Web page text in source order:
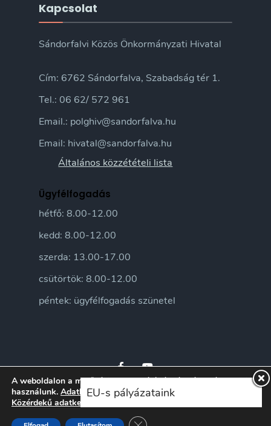
Kapcsolat
Sándorfalvi Közös Önkormányzati Hivatal
Cím: 6762 Sándorfalva, Szabadság tér 1.
Tel.: 06 62/ 572 961
Email.: polghiv@sandorfalva.hu
Email: hivatal@sandorfalva.hu
Általános közzétételi lista
Ügyfélfogadás
hétfő: 8.00-12.00
kedd: 8.00-12.00
szerda: 13.00-17.00
csütörtök: 8.00-12.00
péntek: ügyfélfogadás szünetel
© 2026 Sándorfalva Város honlapja • Sándorfalvi Közös Önkormányzati
Hivatal 2016 | Minden jog fenntartva
EU-s pályázataink
A weboldalon a minőségi felhasználói élmény érdekében sütiket
használunk. Adatkezelési tájékoztatónkatitt ismerheti meg.
Közérdekű adatkezelési szabályzatunkat
Close GDPR Cookie Banner